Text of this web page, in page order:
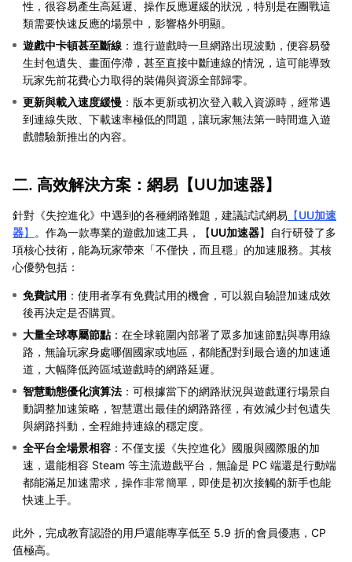
性，很容易產生高延遲、操作反應遲緩的狀況，特別是在團戰這
類需要快速反應的場景中，影響格外明顯。
遊戲中卡頓甚至斷線 ：進行遊戲時一旦網路出現波動，便容易發
生封包遺失、畫面停滯，甚至直接中斷連線的情況，這可能導致
玩家先前花費心力取得的裝備與資源全部歸零。
更新與載入速度緩慢 ：版本更新或初次登入載入資源時，經常遇
到連線失敗、下載速率極低的問題，讓玩家無法第一時間進入遊
戲體驗新推出的內容。
二. 高效解決方案：網易【UU加速器】
針對《失控進化》中遇到的各種網路難題，建議試試網易 【UU加速
器】 。作為一款專業的遊戲加速工具，【UU加速器】自行研發了多
項核心技術，能為玩家帶來「不僅快，而且穩」的加速服務。其核
心優勢包括：
免費試用 ：使用者享有免費試用的機會，可以親自驗證加速成效
後再決定是否購買。
大量全球專屬節點：在全球範圍內部署了眾多加速節點與專用線
路，無論玩家身處哪個國家或地區，都能配對到最合適的加速通
道，大幅降低跨區域遊戲時的網路延遲。
智慧動態優化演算法 ：可根據當下的網路狀況與遊戲運行場景自
動調整加速策略，智慧選出最佳的網路路徑，有效減少封包遺失
與網路抖動，全程維持連線的穩定度。
全平台全場景相容 ：不僅支援《失控進化》國服與國際服的加
速，還能相容 Steam 等主流遊戲平台，無論是 PC 端還是行動端
都能滿足加速需求，操作非常簡單，即使是初次接觸的新手也能
快速上手。
此外，完成教育認證的用戶還能專享低至 5.9 折的會員優惠，CP
值極高。